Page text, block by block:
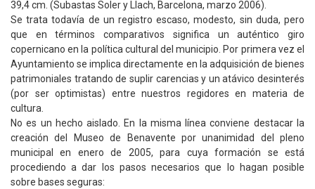
39,4 cm. (Subastas Soler y Llach, Barcelona, marzo 2006).
Se trata todavía de un registro escaso, modesto, sin duda, pero
que en términos comparativos significa un auténtico giro
copernicano en la política cultural del municipio. Por primera vez el
Ayuntamiento se implica directamente en la adquisición de bienes
patrimoniales tratando de suplir carencias y un atávico desinterés
(por ser optimistas) entre nuestros regidores en materia de
cultura.
No es un hecho aislado. En la misma línea conviene destacar la
creación del Museo de Benavente por unanimidad del pleno
municipal en enero de 2005, para cuya formación se está
procediendo a dar los pasos necesarios que lo hagan posible
sobre bases seguras: